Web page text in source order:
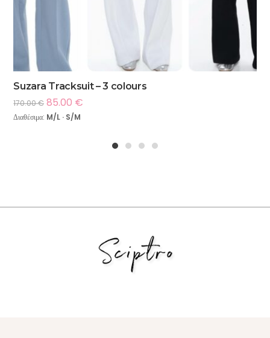
Suzara Tracksuit – 3 colours
170.00€ 85.00 €
Διαθέσιμα: M/L · S/M